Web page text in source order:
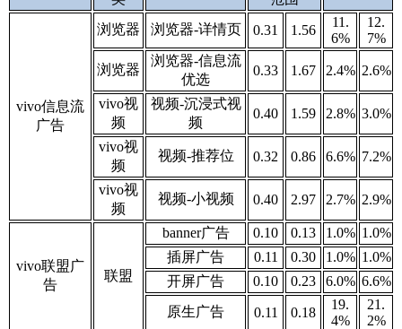
vivo信息流
广告
浏览器 浏览器-详情页 0.31 1.56
11.
6%
12.
7%
浏览器
浏览器-信息流
优选
0.33 1.67 2.4% 2.6%
vivo视
频
视频-沉浸式视
频
0.40 1.59 2.8% 3.0%
vivo视
频
视频-推荐位 0.32 0.86 6.6% 7.2%
vivo视
频
视频-小视频 0.40 2.97 2.7% 2.9%
vivo联盟广
告
联盟
banner广告 0.10 0.13 1.0% 1.0%
插屏广告
0.11 0.30 1.0% 1.0%
开屏广告
0.10 0.23 6.0% 6.6%
原生广告
0.11 0.18
19.
4%
21.
2%